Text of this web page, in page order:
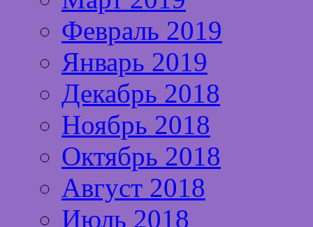
Февраль 2019
Январь 2019
Декабрь 2018
Ноябрь 2018
Октябрь 2018
Август 2018
Июль 2018